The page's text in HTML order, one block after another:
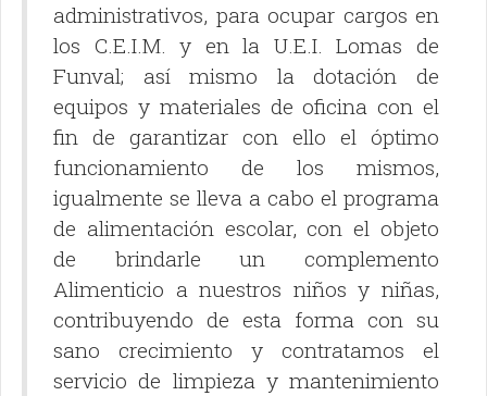
administrativos, para ocupar cargos en
los C.E.I.M. y en la U.E.I. Lomas de
Funval; así mismo la dotación de
equipos y materiales de oficina con el
fin de garantizar con ello el óptimo
funcionamiento de los mismos,
igualmente se lleva a cabo el programa
de alimentación escolar, con el objeto
de brindarle un complemento
Alimenticio a nuestros niños y niñas,
contribuyendo de esta forma con su
sano crecimiento y contratamos el
servicio de limpieza y mantenimiento